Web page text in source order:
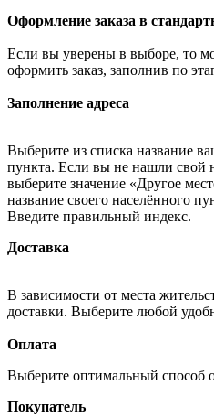
Оформление заказа в
Если вы уверены в выборе, то
оформить заказ, заполнив по
Заполнение адреса
Выберите из списка название
пункта. Если вы не нашли свой
выберите значение «Другое
название своего населённого
Введите правильный индекс.
Доставка
В зависимости от места
доставки. Выберите любой
Оплата
Выберите оптимальный способ
Покупатель